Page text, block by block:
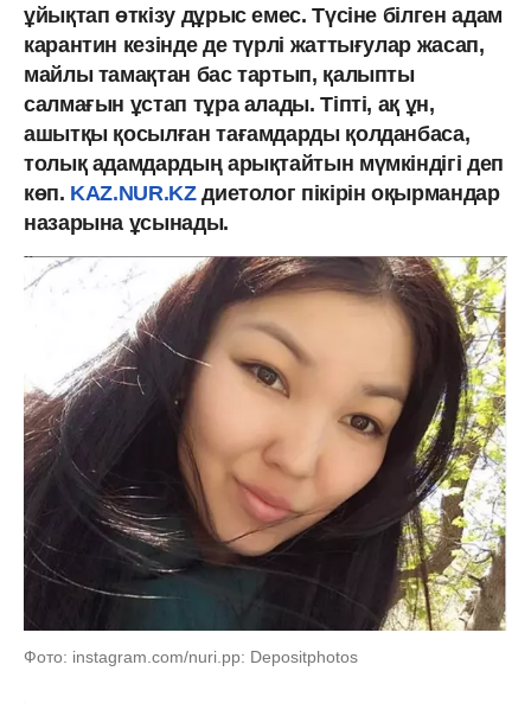
ұйықтап өткізу дұрыс емес. Түсіне білген адам
карантин кезінде де түрлі жаттығулар жасап,
майлы тамақтан бас тартып, қалыпты
салмағын ұстап тұра алады. Тіпті, ақ ұн,
ашытқы қосылған тағамдарды қолданбаса,
толық адамдардың арықтайтын мүмкіндігі деп
көп. KAZ.NUR.KZдиетолог пікірін оқырмандар
назарына ұсынады.
Фото: instagram.com/nuri.pp: Depositphotos